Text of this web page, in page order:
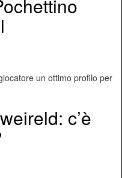
un ottimo profilo per
c’è